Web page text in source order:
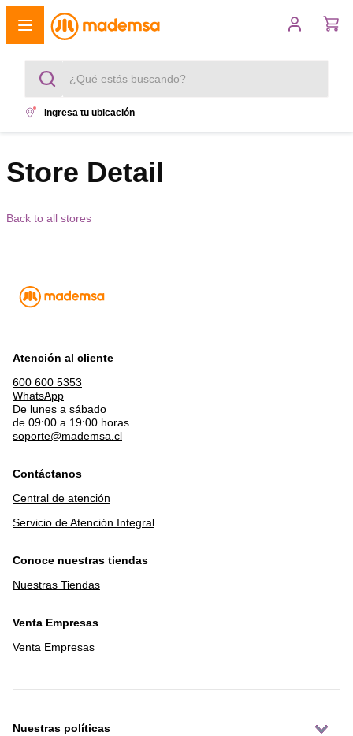
¿Qué estás buscando?
cocina 4 platos
5. cocina 5 platos
Ingresa tu ubicación
Store Detail
Back to all stores
Atención al cliente
600 600 5353
WhatsApp
De lunes a sábado
de 09:00 a 19:00 horas
soporte@mademsa.cl
Contáctanos
Central de atención
Servicio de Atención Integral
Conoce nuestras tiendas
Nuestras Tiendas
Venta Empresas
Venta Empresas
Nuestras políticas